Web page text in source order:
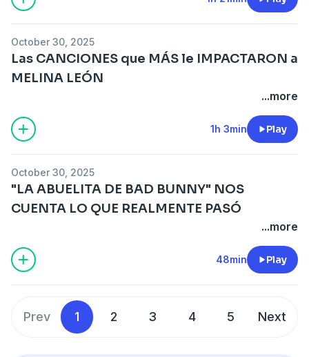
October 30, 2025
Las CANCIONES que MÁS le IMPACTARON a
MELINA LEÓN
...more
1h 3min Play
October 30, 2025
"LA ABUELITA DE BAD BUNNY" NOS
CUENTA LO QUE REALMENTE PASÓ
...more
48min Play
Prev 1 2 3 4 5 Next